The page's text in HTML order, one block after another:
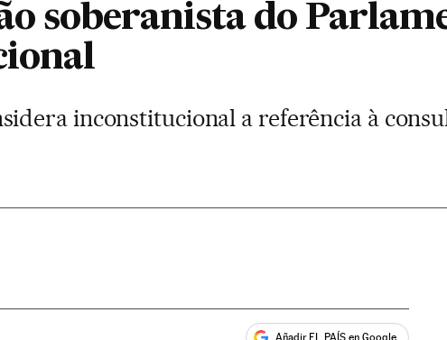
soberanista do
inconstitucional a referência à
Añadir EL PAÍS en Google